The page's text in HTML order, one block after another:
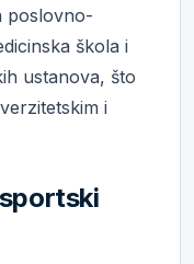
poslovno-
škola i
ustanova, što
i